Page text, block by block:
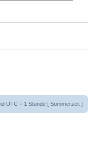
UTC + 1 Stunde [ Sommerzeit ]